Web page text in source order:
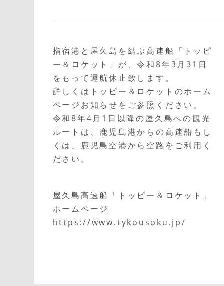
指宿港と屋久島を結ぶ高速船「トッピ
ー＆ロケット」が、令和8年3月31日
をもって運航休止致します。
詳しくはトッピー＆ロケットのホーム
ページお知らせをご参照ください。
令和8年4月1日以降の屋久島への観光
ルートは、鹿児島港からの高速船もし
くは、鹿児島空港から空路をご利用く
ださい。
屋久島高速船「トッピー＆ロケット」
ホームページ
https://www.tykousoku.jp/